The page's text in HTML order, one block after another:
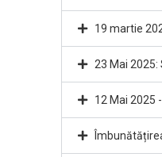
19 martie
23 Mai
12 Mai 2025